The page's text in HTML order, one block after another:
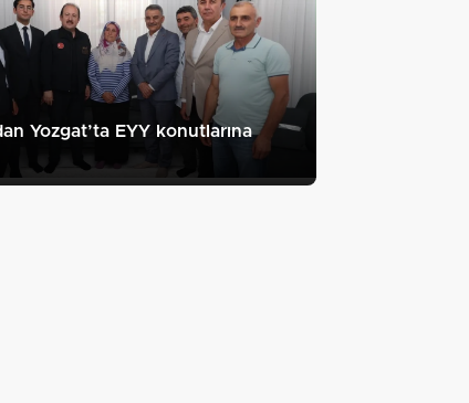
Yozgat’ta EYY konutlarına